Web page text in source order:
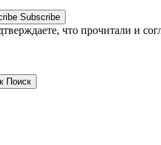
Subscribe
что прочитали и
Поиск